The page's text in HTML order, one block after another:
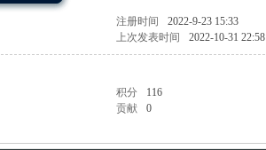
注册时间 2022-9-23 15:33
上次发表时间 2022-10-31 22:58
积分 116
贡献 0